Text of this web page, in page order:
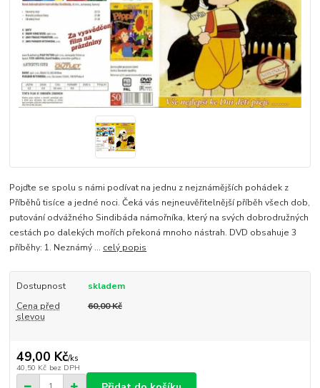
Pojďte se spolu s námi podívat na jednu z nejznámějších pohádek z
Příběhů tisíce a jedné noci. Čeká vás nejneuvěřitelnější příběh všech dob,
putování odvážného Sindibáda námořníka, který na svých dobrodružných
cestách po dalekých mořích překoná mnoho nástrah. DVD obsahuje 3
příběhy: 1. Neznámý ... celý popis
Dostupnost
skladem
Cena před
slevou
60,00 Kč
49,00 Kč/ks
40,50 Kč bez DPH